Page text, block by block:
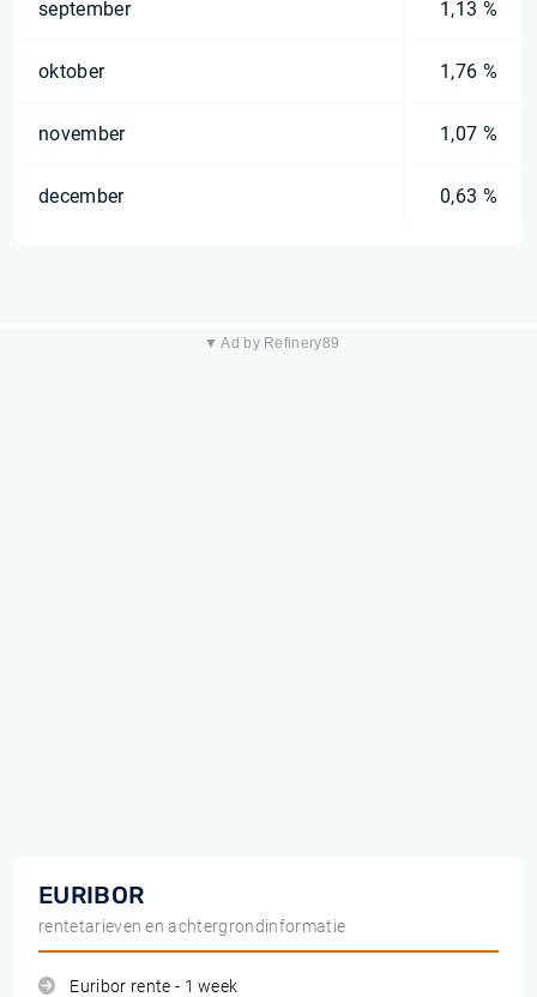
september 1,13 %
oktober 1,76 %
november 1,07 %
december 0,63 %
▼ Ad by Refinery89
EURIBOR
rentetarieven en achtergrondinformatie
Euribor rente - 1 week